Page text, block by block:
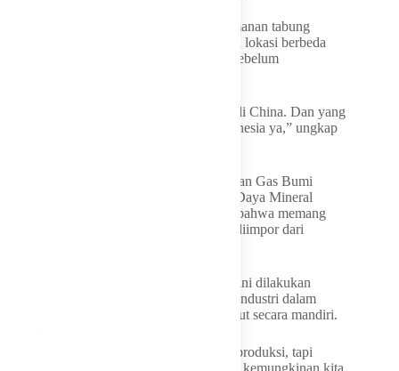
Bahlil merinci bahwa proses uji coba keamanan tabung
bertekanan tinggi tersebut dilakukan di dua lokasi berbeda
guna memastikan keselamatan pengguna sebelum
“Ada dua. Satu, karena pabriknya itu ada di China. Dan yang
kedua adalah kita akan melakukan di Indonesia ya,” ungkap
Sementara itu, Direktur Jenderal Minyak dan Gas Bumi
(Migas) Kementerian Energi dan Sumber Daya Mineral
(ESDM), Laode Sulaeman, menyebutkan bahwa memang
tabung CNG 3 kg untuk tahap awal akan diimpor dari
Laode menjelaskan bahwa langkah impor ini dilakukan
sebagai tahap awal implementasi sebelum industri dalam
negeri mampu memproduksi tabung tersebut secara mandiri.
“Ya, China. Banyak sih negara yang memproduksi, tapi